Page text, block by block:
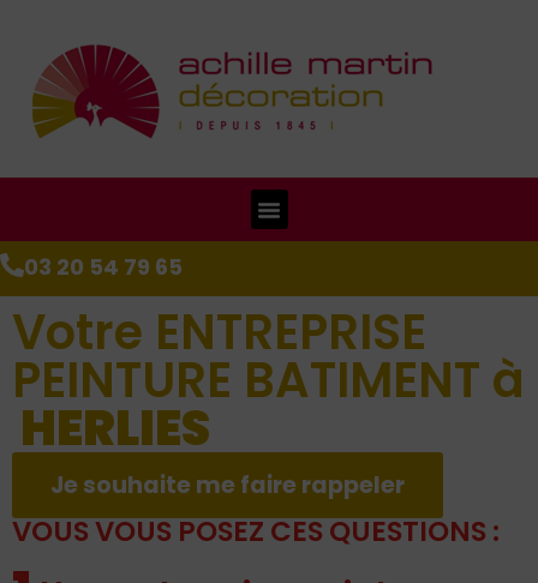
03 20 54 79 65
Votre ENTREPRISE
PEINTURE BATIMENT à
HERLIES
Je souhaite me faire rappeler
VOUS VOUS POSEZ CES QUESTIONS :